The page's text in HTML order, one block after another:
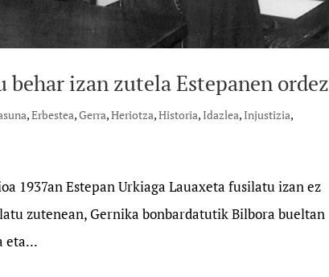
izan zutela Estepanen ordez
,Erbestea,Gerra,Heriotza,Historia,Idazlea,Injustizia,
1937an Estepan Urkiaga Lauaxeta fusilatu izan ez
zutenean, Gernika bonbardatutik Bilbora bueltan
eta...